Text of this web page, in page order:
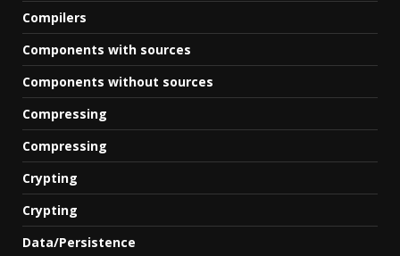
Compilers
Components with sources
Components without sources
Compressing
Compressing
Crypting
Crypting
Data/Persistence